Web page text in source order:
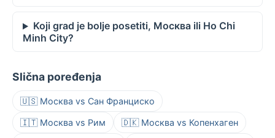
Koji grad je bolje posetiti, Москва ili Ho Chi
Minh City?
Slična poređenja
🇺🇸 Москва vs Сан Франциско
🇮🇹 Москва vs Рим 🇩🇰 Москва vs Копенхаген